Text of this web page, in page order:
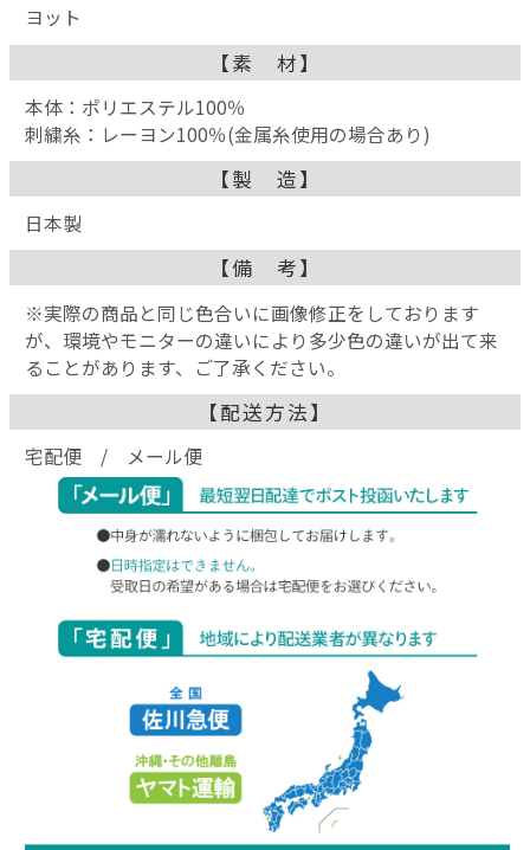
ヨット
【素 材】
本体：ポリエステル100％
刺繍糸：レーヨン100％(金属糸使用の場合あり)
【製 造】
日本製
【備 考】
※実際の商品と同じ色合いに画像修正をしております
が、環境やモニターの違いにより多少色の違いが出て来
ることがあります、ご了承ください。
【配送方法】
宅配便 / メール便